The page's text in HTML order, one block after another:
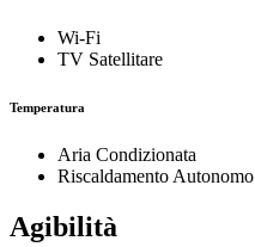
Wi-Fi
TV Satellitare
Temperatura
Aria Condizionata
Riscaldamento Autonomo
Agibilità